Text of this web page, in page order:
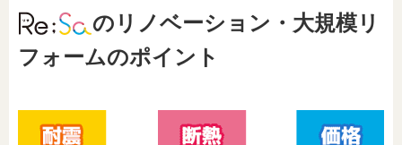
のリノベーション・大規模リ
フォームのポイント